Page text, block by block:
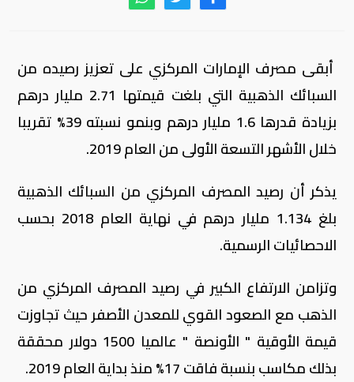
أبقى مصرف الإمارات المركزي على تعزيز رصيده من
السبائك الذهبية التي بلغت قيمتها 2.71 مليار درهم
بزيادة قدرها 1.6 مليار درهم وبنمو نسبته 39% تقريبا
خلال الأشهر التسعة الأولى من العام 2019.
يذكر أن رصيد المصرف المركزي من السبائك الذهبية
بلغ 1.134 مليار درهم في نهاية العام 2018 بحسب
الاحصائيات الرسمية.
وتزامن الارتفاع الكبير في رصيد المصرف المركزي من
الذهب مع الصعود القوي للمعدن الأصفر حيث تجاوزت
قيمة الأوقية " الأونصة " عالميا 1500 دولار محققة
بذلك مكاسب بنسبة فاقت 17% منذ بداية العام 2019.